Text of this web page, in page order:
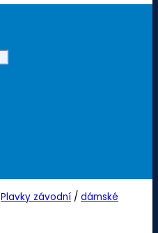
Plavky závodní / dámské